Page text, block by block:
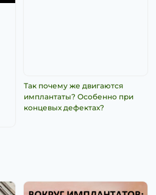
Так почему же двигаются
имплантаты? Особенно при
концевых дефектах?